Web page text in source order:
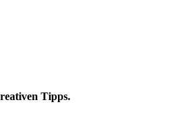
Tipps.